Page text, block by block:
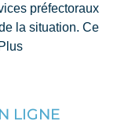
préfectoraux
la situation. Ce
LIGNE